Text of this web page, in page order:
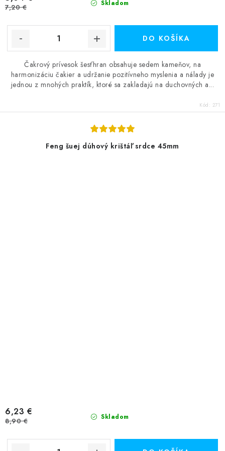
Skladom
7,20 €
DO KOŠÍKA
Čakrový prívesok šesťhran obsahuje sedem kameňov, na
harmonizáciu čakier a udržanie pozitívneho myslenia a nálady je
jednou z mnohých praktík, ktoré sa zakladajú na duchovných a...
Kód: 271
Feng šuej dúhový krištáľ srdce 45mm
Skladom
6,23 €
8,90 €